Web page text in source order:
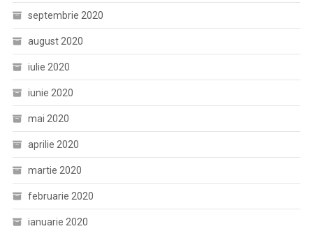
septembrie 2020
august 2020
iulie 2020
iunie 2020
mai 2020
aprilie 2020
martie 2020
februarie 2020
ianuarie 2020